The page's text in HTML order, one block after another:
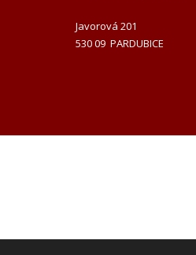
Javorová 201
530 09 PARDUBICE